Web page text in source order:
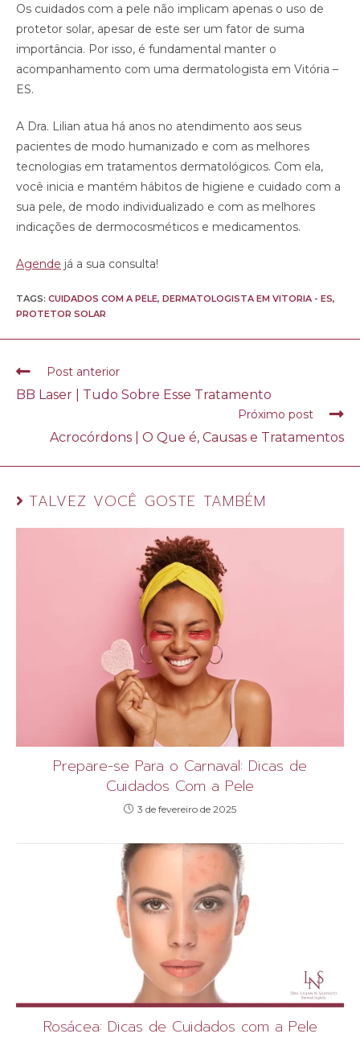
Os cuidados com a pele não implicam apenas o uso de
protetor solar, apesar de este ser um fator de suma
importância. Por isso, é fundamental manter o
acompanhamento com uma dermatologista em Vitória –
ES.
A Dra. Lilian atua há anos no atendimento aos seus
pacientes de modo humanizado e com as melhores
tecnologias em tratamentos dermatológicos. Com ela,
você inicia e mantém hábitos de higiene e cuidado com a
sua pele, de modo individualizado e com as melhores
indicações de dermocosméticos e medicamentos.
Agende já a sua consulta!
TAGS: CUIDADOS COM A PELE, DERMATOLOGISTA EM VITORIA - ES,
PROTETOR SOLAR
Post anterior
BB Laser | Tudo Sobre Esse Tratamento
Próximo post
Acrocórdons | O Que é, Causas e Tratamentos
TALVEZ VOCÊ GOSTE TAMBÉM
Prepare-se Para o Carnaval: Dicas de
Cuidados Com a Pele
3 de fevereiro de 2025
Rosácea: Dicas de Cuidados com a Pele